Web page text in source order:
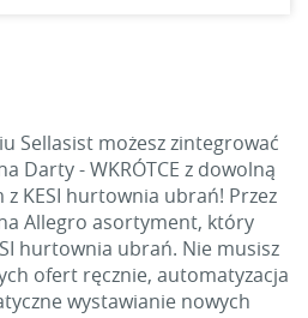
Sellasist możesz zintegrować
Darty - WKRÓTCE z dowolną
KESI hurtownia ubrań! Przez
Allegro asortyment, który
hurtownia ubrań. Nie musisz
ofert ręcznie, automatyzacja
wystawianie nowych